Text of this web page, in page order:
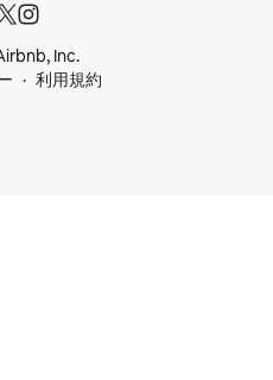
Inc.
利用規約